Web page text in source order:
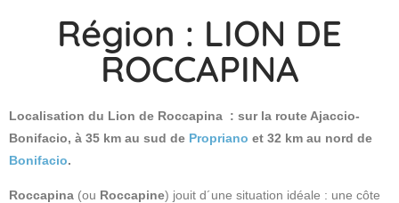
Région : LION DE
ROCCAPINA
Localisation du Lion de Roccapina : sur la route Ajaccio-
Bonifacio, à 35 km au sud de Propriano et 32 km au nord de
Bonifacio.
Roccapina (ou Roccapine) jouit d´une situation idéale : une côte